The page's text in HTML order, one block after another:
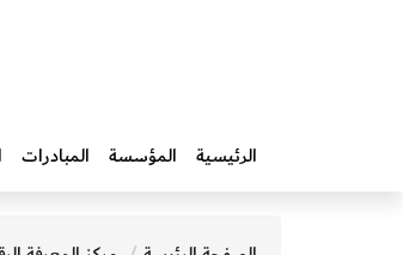
الرئيسية المؤسسة المبادرات‎